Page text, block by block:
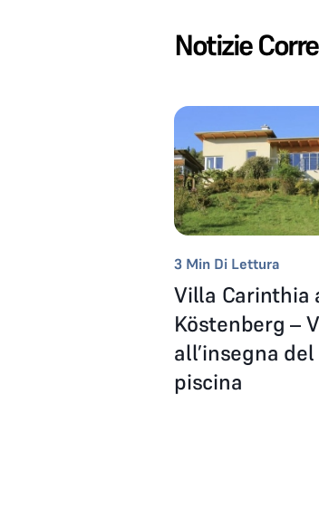
Notizie
3 Min Di Lettura
Villa Carinthia
Köstenberg –
all’insegna
piscina